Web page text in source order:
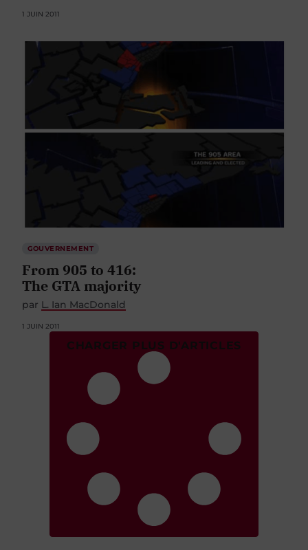
1 JUIN 2011
GOUVERNEMENT
From 905 to 416:
The GTA majority
par L. Ian MacDonald
1 JUIN 2011
CHARGER PLUS D'ARTICLES